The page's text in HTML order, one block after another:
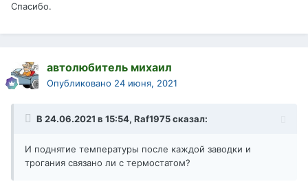
Спасибо.
автолюбитель михаил
Опубликовано 24 июня, 2021
В 24.06.2021 в 15:54, Raf1975сказал:
И поднятие температуры после каждой заводки и
трогания связано ли с термостатом?